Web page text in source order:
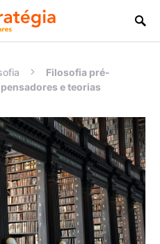
Filosofia pré-
e teorias